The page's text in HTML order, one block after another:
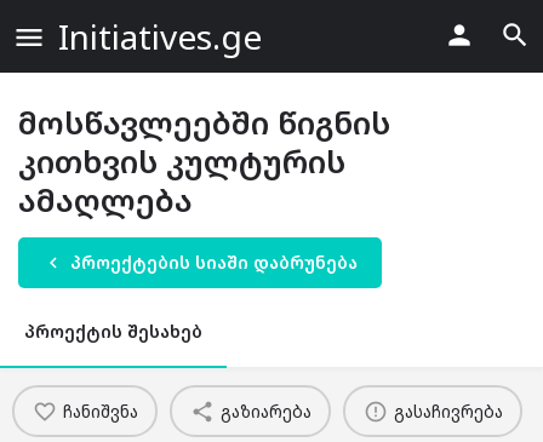
Initiatives.ge
მოსწავლეებში წიგნის
კითხვის კულტურის
ამაღლება
პროექტების სიაში დაბრუნება
პროექტის შესახებ
ჩანიშვნა გაზიარება გასაჩივრება